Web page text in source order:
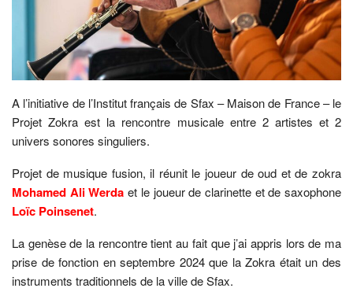
A l’initiative de l’Institut français de Sfax – Maison de France – le
Projet Zokra est la rencontre musicale entre 2 artistes et 2
univers sonores singuliers.
Projet de musique fusion, il réunit le joueur de oud et de zokra
Mohamed Ali Werda et le joueur de clarinette et de saxophone
Loïc Poinsenet.
La genèse de la rencontre tient au fait que j’ai appris lors de ma
prise de fonction en septembre 2024 que la Zokra était un des
instruments traditionnels de la ville de Sfax.